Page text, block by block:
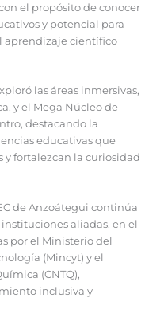
el propósito de conocer
y potencial para
aprendizaje científico
las áreas inmersivas,
y el Mega Núcleo de
destacando la
educativas que
y fortalezcan la curiosidad
de Anzoátegui continúa
aliadas, en el
por el Ministerio del
(Mincyt) y el
(CNTQ),
inclusiva y